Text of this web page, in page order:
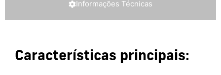
Informações Técnicas
Características principais: